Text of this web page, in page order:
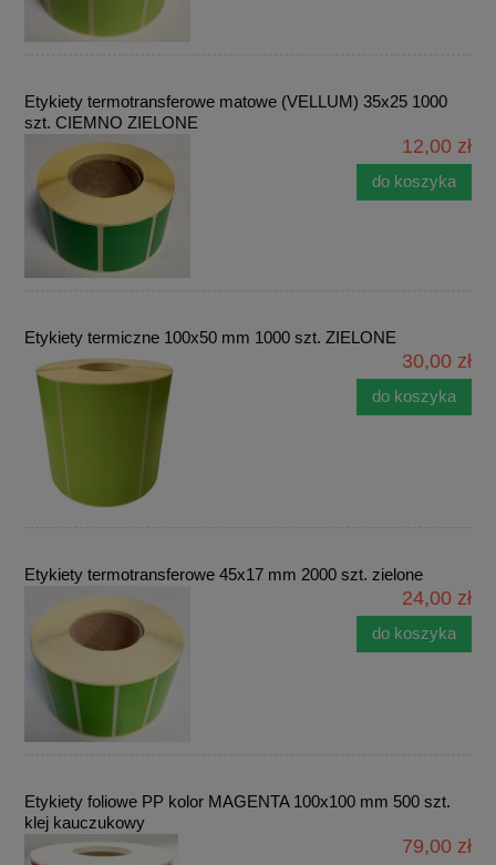
Etykiety termotransferowe matowe (VELLUM) 35x25 1000
szt. CIEMNO ZIELONE
12,00 zł
do koszyka
Etykiety termiczne 100x50 mm 1000 szt. ZIELONE
30,00 zł
do koszyka
Etykiety termotransferowe 45x17 mm 2000 szt. zielone
24,00 zł
do koszyka
Etykiety foliowe PP kolor MAGENTA 100x100 mm 500 szt.
klej kauczukowy
79,00 zł